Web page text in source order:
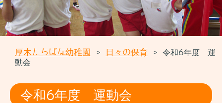
コンテンツに移動
厚木たちばな幼稚園 > 日々の保育 > 令和6年度 運
動会
令和6年度 運動会